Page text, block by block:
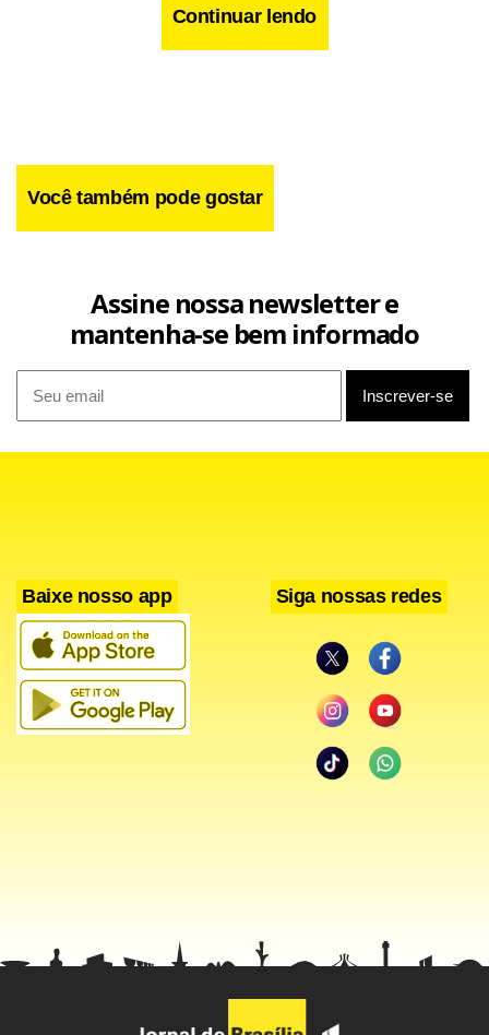
região. De acordo com os investigadores, uma das vítimas
O pintor já tinha antecedentes criminais e chegou a ficar
preso durante 20 anos por duas condenações por
homicídio. Segundo moradores da região, Oliveira
aparentava ser uma pessoa “normal e tranquila”.
família do acusado teve de fugir do local por ameaça de
Continuar lendo
Você também pode gostar
Assine nossa newsletter e
mantenha-se bem informado
Baixe nosso app Siga nossas redes